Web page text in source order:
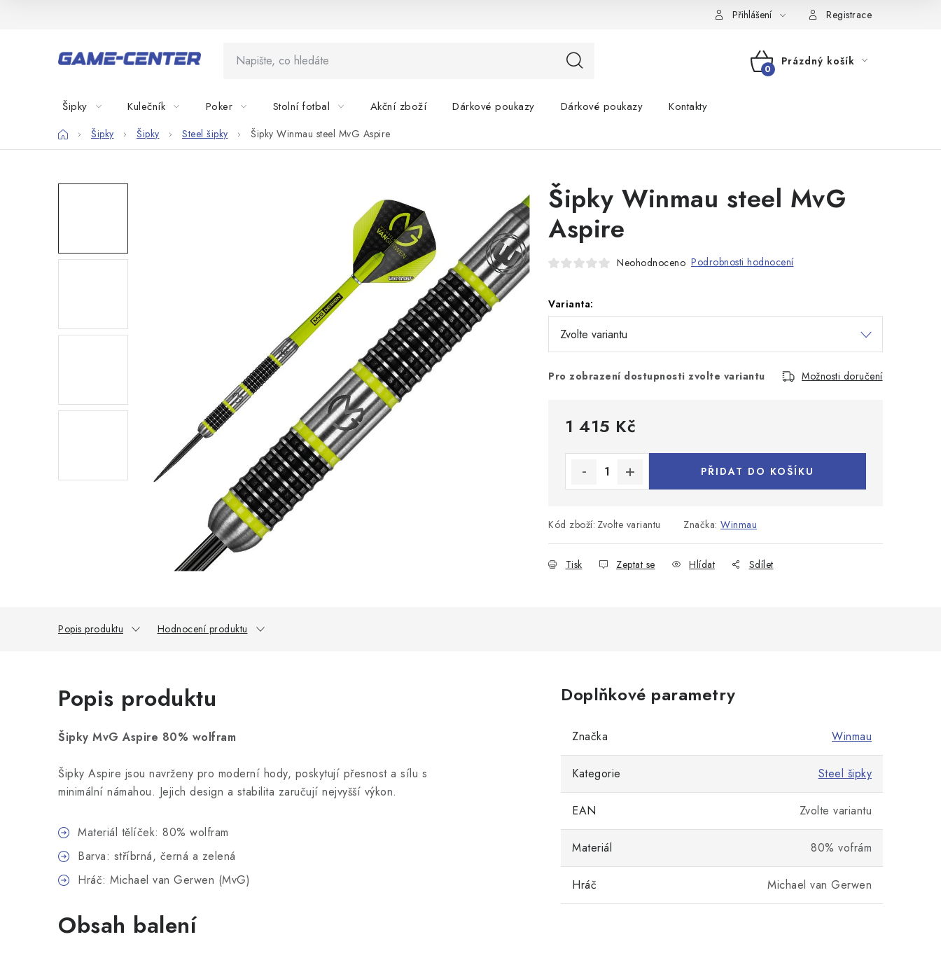
Přihlášení Registrace
NÁKUPNÍ
Prázdný košík
Šipky Kulečník Poker Stolní fotbal Akční zboží Dárkové poukazy Dárkové poukazy Kontakty
DomůŠipky Šipky Steel šipky Šipky Winmau steel MvG Aspire
Šipky Winmau steel MvG
Aspire
Neohodnoceno Podrobnosti hodnocení
Varianta:
Pro zobrazení dostupnosti zvolte variantu Možnosti doručení
1 415 Kč
PŘIDAT DO KOŠÍKU
Kód zboží: Zvolte variantu Značka: Winmau
Tisk Zeptat se Hlídat Sdílet
Popis produktu Hodnocení produktu
Popis produktu
Šipky MvG Aspire 80% wolfram
Šipky Aspire jsou navrženy pro moderní hody, poskytují přesnost a sílu s
minimální námahou. Jejich design a stabilita zaručují nejvyšší výkon.
Materiál tělíček: 80% wolfram
Barva: stříbrná, černá a zelená
Hráč: Michael van Gerwen (MvG)
Obsah balení
Doplňkové parametry
Značka Winmau
Kategorie Steel šipky
EAN Zvolte variantu
Materiál 80% vofrám
Hráč Michael van Gerwen